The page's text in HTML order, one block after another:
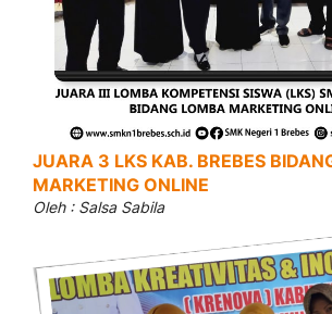
JUARA 3 LKS KAB. BREBES
MARKETING ONLINE
Oleh : Salsa Sabila